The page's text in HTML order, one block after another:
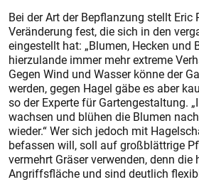
Bei der Art der Bepflanzung stellt Eric
Veränderung fest, die sich in den
eingestellt hat: „Blumen, Hecken und
hierzulande immer mehr extreme
Gegen Wind und Wasser könne der
werden, gegen Hagel gäbe es aber
so der Experte für Gartengestaltung.
wachsen und blühen die Blumen
wieder.“ Wer sich jedoch mit
befassen will, soll auf großblättrige
vermehrt Gräser verwenden, denn die
Angriffsfläche und sind deutlich